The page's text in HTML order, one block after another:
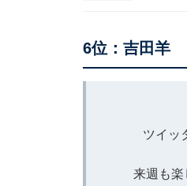
6位：吉田羊
ツイッ
来週も楽